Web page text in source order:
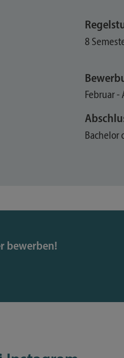
8
Februar -
Bachelor
bewerben!